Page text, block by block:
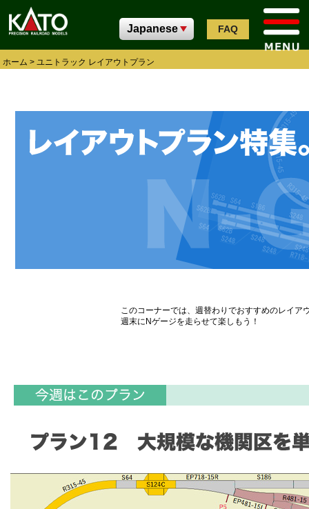
FAQ
ホーム > ユニトラック レイアウトプラン
このコーナーでは、週替わりでおすすめのレイア
週末にNゲージを走らせて楽しもう！